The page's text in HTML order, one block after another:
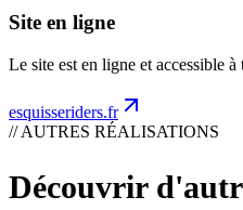
Site en ligne
Le site est en ligne et accessible
esquisseriders.fr
// AUTRES RÉALISATIONS
Découvrir